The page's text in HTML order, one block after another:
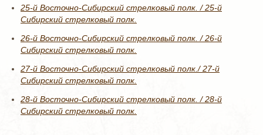
25-й Восточно-Сибирский стрелковый полк. / 25-й
Сибирский стрелковый полк.
26-й Восточно-Сибирский стрелковый полк. / 26-й
Сибирский стрелковый полк.
27-й Восточно-Сибирский стрелковый полк./ 27-й
Сибирский стрелковый полк.
28-й Восточно-Сибирский стрелковый полк. / 28-й
Сибирский стрелковый полк.